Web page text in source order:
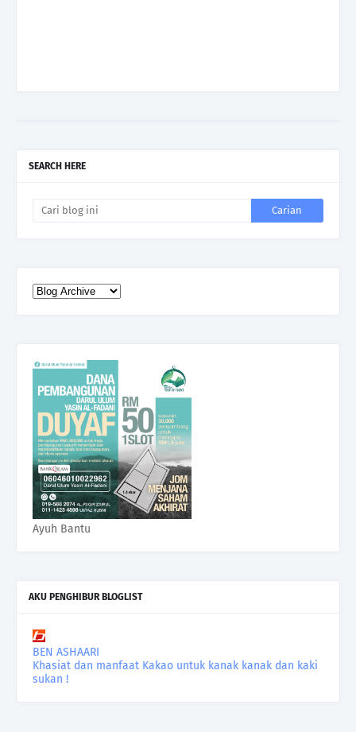
SEARCH HERE
Ayuh Bantu
AKU PENGHIBUR BLOGLIST
BEN ASHAARI
Khasiat dan manfaat Kakao untuk kanak kanak dan kaki
sukan !